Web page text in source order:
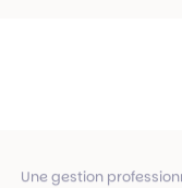
Une gestion